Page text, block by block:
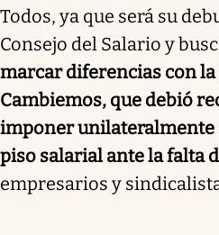
Todos, ya que será su
Consejo del Salario y
marcar diferencias con la
Cambiemos, que debió
imponer unilateralmente
piso salarial ante la falta
empresarios y